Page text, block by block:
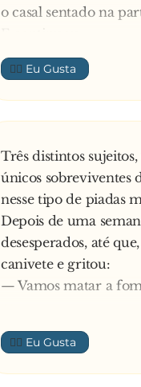
o casal sentado na
— Para minha
no instrumento do
abriu a calca dele e
subitamente o rapaz
👍🏼
Três distintos
únicos sobreviventes
nesse tipo de piadas
Depois de uma
desesperados, até
canivete e gritou:
— Vamos matar a
Todos comeram,
vez do alemão. No
— Vamos matar a
👍🏼